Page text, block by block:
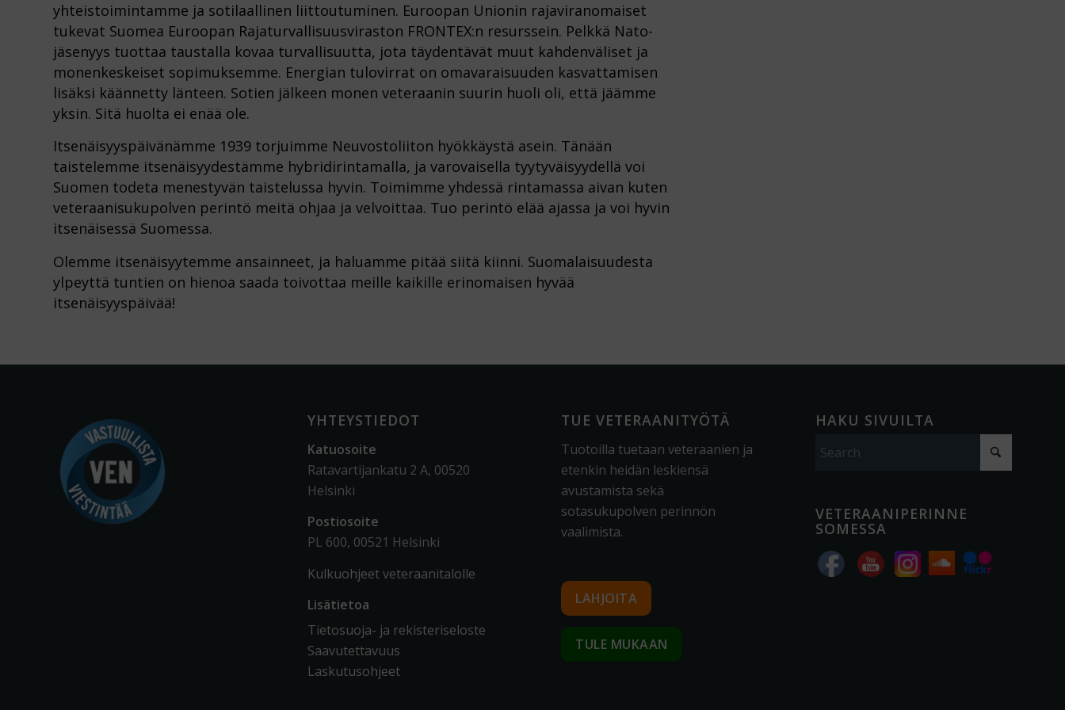
yhteistoimintamme ja sotilaallinen liittoutuminen. Euroopan Unionin rajaviranomaiset
tukevat Suomea Euroopan Rajaturvallisuusviraston FRONTEX:n resurssein. Pelkkä Nato-
jäsenyys tuottaa taustalla kovaa turvallisuutta, jota täydentävät muut kahdenväliset ja
monenkeskeiset sopimuksemme. Energian tulovirrat on omavaraisuuden kasvattamisen
lisäksi käännetty länteen. Sotien jälkeen monen veteraanin suurin huoli oli, että jäämme
yksin. Sitä huolta ei enää ole.
Itsenäisyyspäivänämme 1939 torjuimme Neuvostoliiton hyökkäystä asein. Tänään
taistelemme itsenäisyydestämme hybridirintamalla, ja varovaisella tyytyväisyydellä voi
Suomen todeta menestyvän taistelussa hyvin. Toimimme yhdessä rintamassa aivan kuten
veteraanisukupolven perintö meitä ohjaa ja velvoittaa. Tuo perintö elää ajassa ja voi hyvin
itsenäisessä Suomessa.
Olemme itsenäisyytemme ansainneet, ja haluamme pitää siitä kiinni. Suomalaisuudesta
ylpeyttä tuntien on hienoa saada toivottaa meille kaikille erinomaisen hyvää
itsenäisyyspäivää!
YHTEYSTIEDOT
Katuosoite
Ratavartijankatu 2 A, 00520
Helsinki
Postiosoite
PL 600, 00521 Helsinki
Kulkuohjeet veteraanitalolle
Lisätietoa
Tietosuoja- ja rekisteriseloste
Saavutettavuus
Laskutusohjeet
TUE VETERAANITYÖTÄ
Tuotoilla tuetaan veteraanien ja
etenkin heidän leskiensä
avustamista sekä
sotasukupolven perinnön
vaalimista.
LAHJOITA
TULE MUKAAN
HAKU SIVUILTA
VETERAANIPERINNE
SOMESSA